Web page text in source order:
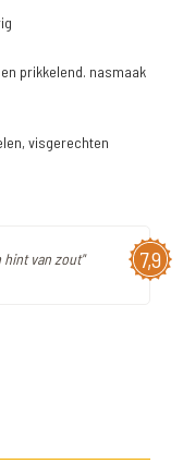
prikkelend. nasmaak
visgerechten
7,9
van zout"